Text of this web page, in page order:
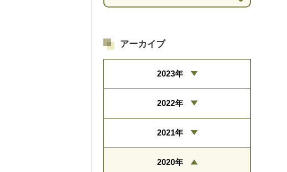
アーカイブ
2023年
2022年
2021年
2020年